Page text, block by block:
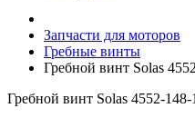
Запчасти для моторов
Гребные винты
Гребной винт Solas
Гребной винт Solas 4552-